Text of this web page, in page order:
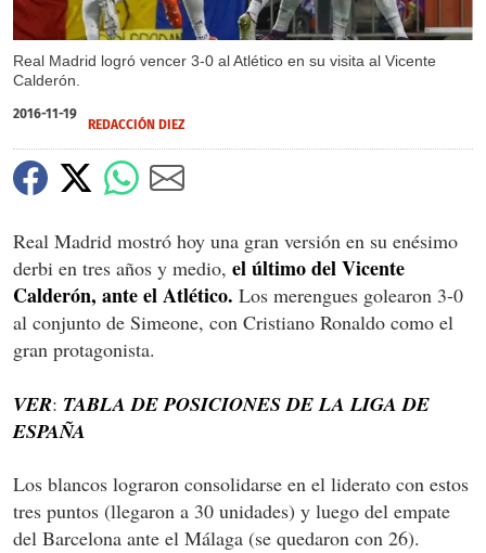
Real Madrid logró vencer 3-0 al Atlético en su visita al Vicente
Calderón.
2016-11-19
REDACCIÓN DIEZ
Real Madrid mostró hoy una gran versión en su enésimo
derbi en tres años y medio, el último del Vicente
Calderón, ante el Atlético. Los merengues golearon 3-0
al conjunto de Simeone, con Cristiano Ronaldo como el
gran protagonista.
VER: TABLA DE POSICIONES DE LA LIGA DE
ESPAÑA
Los blancos lograron consolidarse en el liderato con estos
tres puntos (llegaron a 30 unidades) y luego del empate
del Barcelona ante el Málaga (se quedaron con 26).